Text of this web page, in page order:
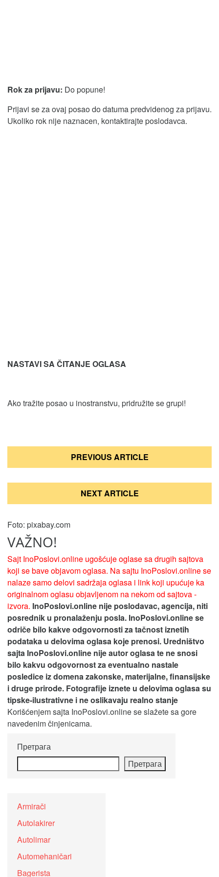
Rok za prijavu: Do popune!
Prijavi se za ovaj posao do datuma predvidenog za prijavu.
Ukoliko rok nije naznacen, kontaktirajte poslodavca.
NASTAVI SA ČITANJE OGLASA
Ako tražite posao u inostranstvu, pridružite se grupi!
Кретање
PREVIOUS ARTICLE
NEXT ARTICLE
Foto: pixabay.com
VAŽNO!
Sajt InoPoslovi.online ugošćuje oglase sa drugih sajtova
koji se bave objavom oglasa. Na sajtu InoPoslovi.online se
nalaze samo delovi sadržaja oglasa i link koji upućuje ka
originalnom oglasu objavljenom na nekom od sajtova -
izvora. InoPoslovi.online nije poslodavac, agencija, niti
posrednik u pronalaženju posla. InoPoslovi.online se
odriče bilo kakve odgovornosti za tačnost iznetih
podataka u delovima oglasa koje prenosi. Uredništvo
sajta InoPoslovi.online nije autor oglasa te ne snosi
bilo kakvu odgovornost za eventualno nastale
posledice iz domena zakonske, materijalne, finansijske
i druge prirode. Fotografije iznete u delovima oglasa su
tipske-ilustrativne i ne oslikavaju realno stanje
Korišćenjem sajta InoPoslovi.online se slažete sa gore
navedenim činjenicama.
Претрага
Претрага
Armirači
Autolakirer
Autolimar
Automehaničari
Bagerista